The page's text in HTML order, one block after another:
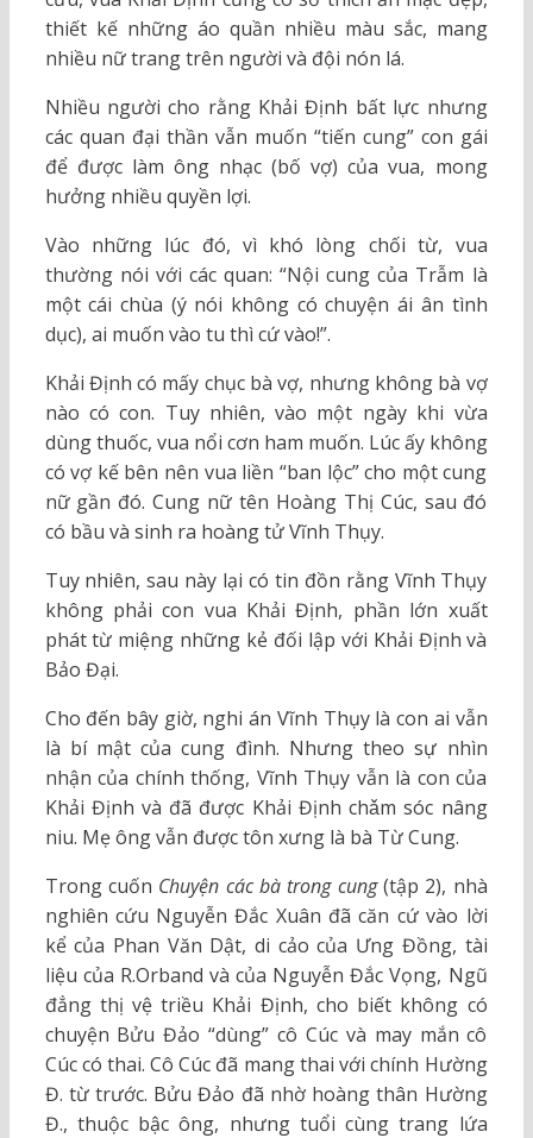
thiết kế những áo quần nhiều màu sắc, mang
nhiều nữ trang trên người và đội nón lá.
Nhiều người cho rằng Khải Định bất lực nhưng
các quan đại thần vẫn muốn “tiến cung” con gái
để được làm ông nhạc (bố vợ) của vua, mong
hưởng nhiều quyền lợi.
Vào những lúc đó, vì khó lòng chối từ, vua
thường nói với các quan: “Nội cung của Trẫm là
một cái chùa (ý nói không có chuyện ái ân tình
dục), ai muốn vào tu thì cứ vào!”.
Khải Định có mấy chục bà vợ, nhưng không bà vợ
nào có con. Tuy nhiên, vào một ngày khi vừa
dùng thuốc, vua nổi cơn ham muốn. Lúc ấy không
có vợ kế bên nên vua liền “ban lộc” cho một cung
nữ gần đó. Cung nữ tên Hoàng Thị Cúc, sau đó
có bầu và sinh ra hoàng tử Vĩnh Thụy.
Tuy nhiên, sau này lại có tin đồn rằng Vĩnh Thụy
không phải con vua Khải Định, phần lớn xuất
phát từ miệng những kẻ đối lập với Khải Định và
Bảo Đại.
Cho đến bây giờ, nghi án Vĩnh Thụy là con ai vẫn
là bí mật của cung đình. Nhưng theo sự nhìn
nhận của chính thống, Vĩnh Thụy vẫn là con của
Khải Định và đã được Khải Định chǎm sóc nâng
niu. Mẹ ông vẫn được tôn xưng là bà Từ Cung.
Trong cuốn Chuyện các bà trong cung(tập 2), nhà
nghiên cứu Nguyễn Đắc Xuân đã căn cứ vào lời
kể của Phan Văn Dật, di cảo của Ưng Đồng, tài
liệu của R.Orband và của Nguyễn Đắc Vọng, Ngũ
đẳng thị vệ triều Khải Định, cho biết không có
chuyện Bửu Đảo “dùng” cô Cúc và may mắn cô
Cúc có thai. Cô Cúc đã mang thai với chính Hường
Đ. từ trước. Bửu Đảo đã nhờ hoàng thân Hường
Đ., thuộc bậc ông, nhưng tuổi cùng trang lứa